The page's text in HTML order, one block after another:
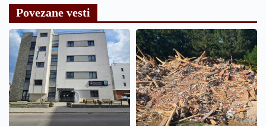
Povezane vesti